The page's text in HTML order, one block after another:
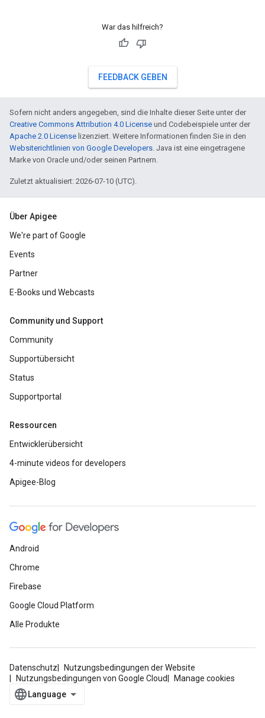
War das hilfreich?
FEEDBACK GEBEN
Sofern nicht anders angegeben, sind die Inhalte dieser Seite unter der
Creative Commons Attribution 4.0 License und Codebeispiele unter der
Apache 2.0 License lizenziert. Weitere Informationen finden Sie in den
Websiterichtlinien von Google Developers. Java ist eine eingetragene
Marke von Oracle und/oder seinen Partnern.
Zuletzt aktualisiert: 2026-07-10 (UTC).
Über Apigee
We're part of Google
Events
Partner
E-Books und Webcasts
Community und Support
Community
Supportübersicht
Status
Supportportal
Ressourcen
Entwicklerübersicht
4-minute videos for developers
Apigee-Blog
Android
Chrome
Firebase
Google Cloud Platform
Alle Produkte
Datenschutz
Nutzungsbedingungen der Website
Nutzungsbedingungen von Google Cloud
Manage cookies